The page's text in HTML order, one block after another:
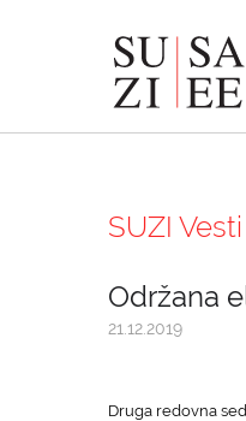
SUZI Vesti
Održana
21.12.2019
Druga redovna